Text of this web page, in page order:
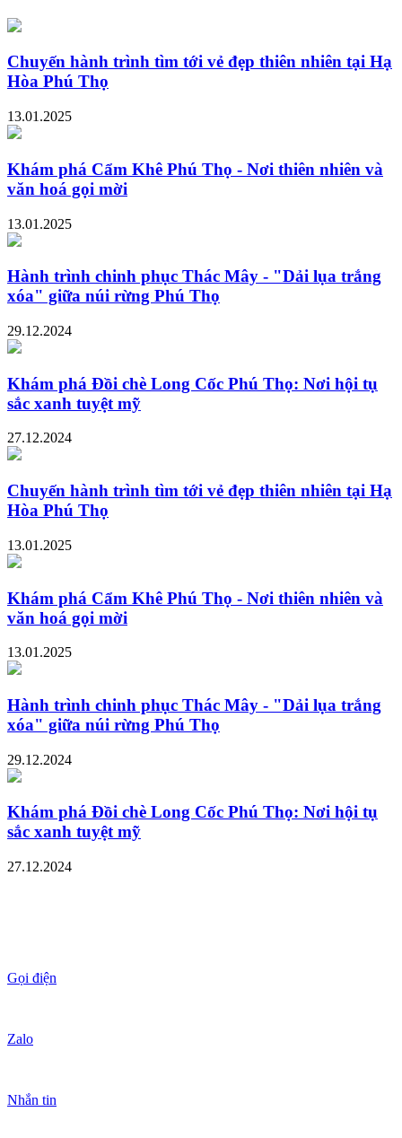
Chuyến hành trình tìm tới vẻ đẹp thiên nhiên tại Hạ
Hòa Phú Thọ
13.01.2025
Khám phá Cẩm Khê Phú Thọ - Nơi thiên nhiên và
văn hoá gọi mời
13.01.2025
Hành trình chinh phục Thác Mây - "Dải lụa trắng
xóa" giữa núi rừng Phú Thọ
29.12.2024
Khám phá Đồi chè Long Cốc Phú Thọ: Nơi hội tụ
sắc xanh tuyệt mỹ
27.12.2024
Chuyến hành trình tìm tới vẻ đẹp thiên nhiên tại Hạ
Hòa Phú Thọ
13.01.2025
Khám phá Cẩm Khê Phú Thọ - Nơi thiên nhiên và
văn hoá gọi mời
13.01.2025
Hành trình chinh phục Thác Mây - "Dải lụa trắng
xóa" giữa núi rừng Phú Thọ
29.12.2024
Khám phá Đồi chè Long Cốc Phú Thọ: Nơi hội tụ
sắc xanh tuyệt mỹ
27.12.2024
Gọi điện
Zalo
Nhắn tin